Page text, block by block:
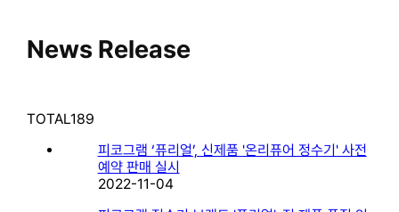
News Release
TOTAL189
피코그램 ‘퓨리얼’, 신제품 '온리퓨어 정수기' 사전
예약 판매 실시
2022-11-04